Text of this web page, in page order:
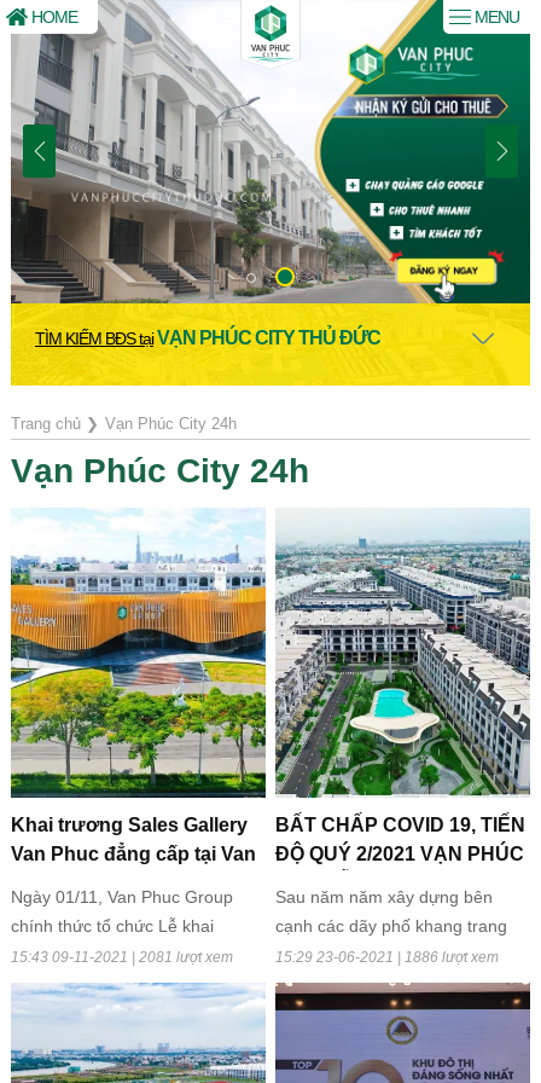
TÌM KIẾM BĐS tạiVẠN PHÚC CITY THỦ ĐỨC
Trang chủ❯ Vạn Phúc City 24h
Vạn Phúc City 24h
Khai trương Sales Gallery
Van Phuc đẳng cấp tại Van
Ngày 01/11, Van Phuc Group
chính thức tổ chức Lễ khai
trương Sales Gallery Van Phuc
phục vụ nhu cầu kinh doanh của
tập đoàn. Công trình có kiến trúc
độc đáo, không gian sang trọng
và đẳng cấp được hoàn thành
15:43 09-11-2021 | 2081 lượt xem
BẤT CHẤP COVID 19, TIẾN
ĐỘ QUÝ 2/2021 VẠN PHÚC
Sau năm năm xây dựng bên
cạnh các dãy phố khang trang
đang từng bước hình thành thì
những công trình tiện ích nội khu
bề thế cũng dần lộ diện tô điểm
cho đại đô thị Vạn Phúc City
thêm phần hiện đại. Khu đô thị
15:29 23-06-2021 | 1886 lượt xem
HOME MENU